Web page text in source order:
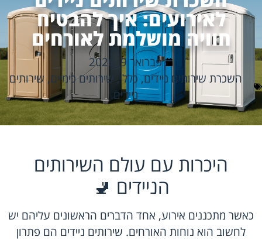
לאירועים: איך להבטיח
חוויה מושלמת לאורחים
פברואר 9, 2026
השכרת שירותים ניידים,כללי, שירותים כימיים, שירותים
ניידים
היכרות עם עולם השירותים
הניידים 🚽
כאשר מתכננים אירוע, אחד הדברים הראשונים עליהם יש
לחשוב הוא נוחות האורחים. שירותים ניידים הם פתרון